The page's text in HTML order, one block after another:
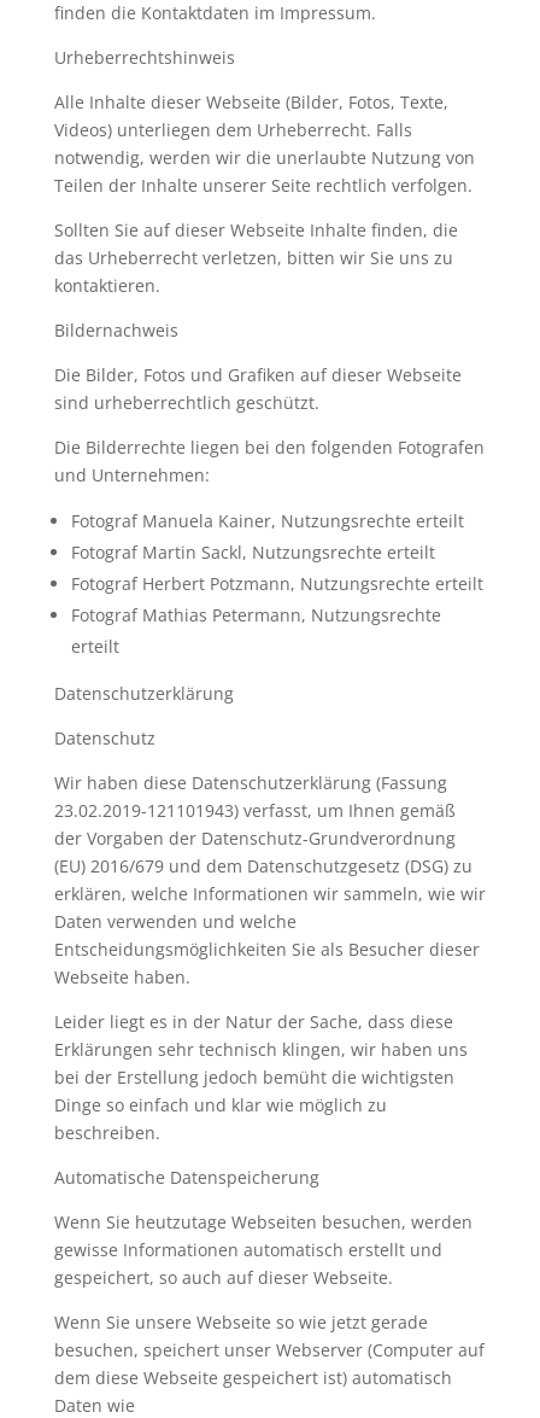
finden die Kontaktdaten im Impressum.
Urheberrechtshinweis
Alle Inhalte dieser Webseite (Bilder, Fotos, Texte,
Videos) unterliegen dem Urheberrecht. Falls
notwendig, werden wir die unerlaubte Nutzung von
Teilen der Inhalte unserer Seite rechtlich verfolgen.
Sollten Sie auf dieser Webseite Inhalte finden, die
das Urheberrecht verletzen, bitten wir Sie uns zu
kontaktieren.
Bildernachweis
Die Bilder, Fotos und Grafiken auf dieser Webseite
sind urheberrechtlich geschützt.
Die Bilderrechte liegen bei den folgenden Fotografen
und Unternehmen:
Fotograf Manuela Kainer, Nutzungsrechte erteilt
Fotograf Martin Sackl, Nutzungsrechte erteilt
Fotograf Herbert Potzmann, Nutzungsrechte erteilt
Fotograf Mathias Petermann, Nutzungsrechte
erteilt
Datenschutzerklärung
Datenschutz
Wir haben diese Datenschutzerklärung (Fassung
23.02.2019-121101943) verfasst, um Ihnen gemäß
der Vorgaben der Datenschutz-Grundverordnung
(EU) 2016/679 und dem Datenschutzgesetz (DSG) zu
erklären, welche Informationen wir sammeln, wie wir
Daten verwenden und welche
Entscheidungsmöglichkeiten Sie als Besucher dieser
Webseite haben.
Leider liegt es in der Natur der Sache, dass diese
Erklärungen sehr technisch klingen, wir haben uns
bei der Erstellung jedoch bemüht die wichtigsten
Dinge so einfach und klar wie möglich zu
beschreiben.
Automatische Datenspeicherung
Wenn Sie heutzutage Webseiten besuchen, werden
gewisse Informationen automatisch erstellt und
gespeichert, so auch auf dieser Webseite.
Wenn Sie unsere Webseite so wie jetzt gerade
besuchen, speichert unser Webserver (Computer auf
dem diese Webseite gespeichert ist) automatisch
Daten wie